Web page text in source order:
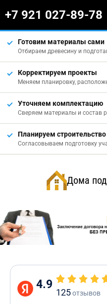
+7 921 027-89-78
Готовим материалы сами
Отбираем древесину и
Корректируем проекты
Меняем планировку,
Уточняем комплектацию
Сверяем материалы и состав
Планируем строительство
Согласовываем подготовку
Дома
4.9
125отзывов